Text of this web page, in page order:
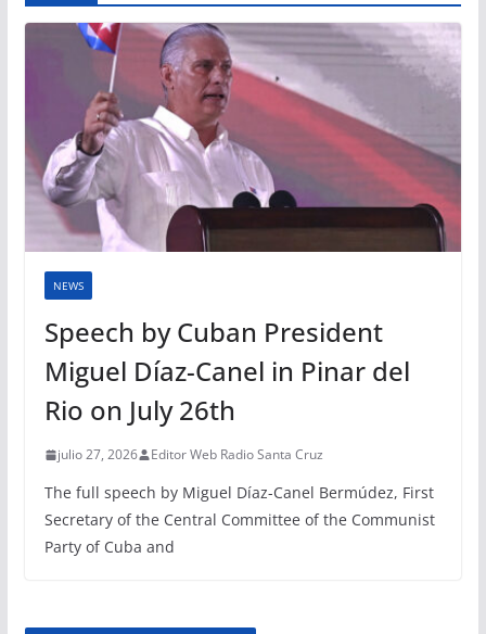
NEWS
Speech by Cuban President
Miguel Díaz-Canel in Pinar del
Rio on July 26th
julio 27, 2026 Editor Web Radio Santa Cruz
The full speech by Miguel Díaz-Canel Bermúdez, First
Secretary of the Central Committee of the Communist
Party of Cuba and